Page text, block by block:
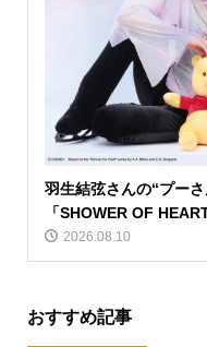
羽生結弦さんの“プー
「SHOWER OF
2026.08.10
おすすめ記事